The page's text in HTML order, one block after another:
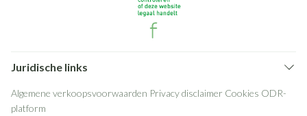
Juridische links
Algemene verkoopsvoorwaarden Privacy disclaimer Cookies ODR-
platform